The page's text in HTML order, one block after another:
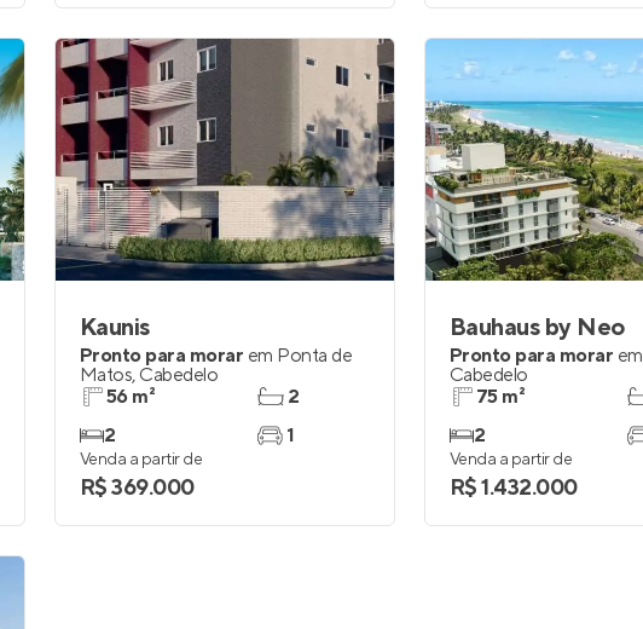
Kaunis
Pronto para morar em Ponta de
Matos, Cabedelo
56 m²
2
2
1
Venda a partir de
R$ 369.000
Bauhaus by Neo
Pronto para morar em
Cabedelo
75 m²
2
Venda a partir de
R$ 1.432.000